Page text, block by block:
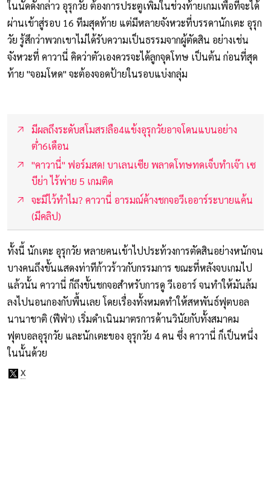
ในนัดดังกล่าว อุรุกวัย ต้องการประตูเพิ่มในช่วงท้ายเกมเพื่อที่จะได้
ผ่านเข้าสู่รอบ 16 ทีมสุดท้าย แต่มีหลายจังหวะที่บรรดานักเตะ อุรุก
วัย รู้สึกว่าพวกเขาไม่ได้รับความเป็นธรรมจากผู้ตัดสิน อย่างเช่น
จังหวะที่ คาวานี่ คิดว่าตัวเองควรจะได้ลูกจุดโทษ เป็นต้น ก่อนที่สุด
ท้าย "จอมโหด" จะต้องจอดป้ายในรอบแบ่งกลุ่ม
มีผลถึงระดับสโมสร!ลือ4แข้งอุรุกวัยอาจโดนแบนอย่าง
ต่ำ6เดือน
"คาวานี่" ฟอร์มสด! บาเลนเซีย พลาดโทษทดเจ็บทำเจ๊า เซ
บีย่า ไร้พ่าย 5 เกมติด
จะมีไว้ทำไม? คาวานี่ อารมณ์ค้างชกจอวีเออาร์ระบายแค้น
(มีคลิป)
ทั้งนี้ นักเตะ อุรุกวัย หลายคนเข้าไปประท้วงการตัดสินอย่างหนักจน
บางคนถึงขั้นแสดงท่าทีก้าวร้าวกับกรรมการ ขณะที่หลังจบเกมไป
แล้วนั้น คาวานี่ ก็ถึงขั้นชกจอสำหรับการดู วีเออาร์ จนทำให้มันล้ม
ลงไปนอนกองกับพื้นเลย โดยเรื่องทั้งหมดทำให้สหพันธ์ฟุตบอล
นานาชาติ (ฟีฟ่า) เริ่มดำเนินมาตรการด้านวินัยกับทั้งสมาคม
ฟุตบอลอุรุกวัย และนักเตะของ อุรุกวัย 4 คน ซึ่ง คาวานี่ ก็เป็นหนึ่ง
ในนั้นด้วย